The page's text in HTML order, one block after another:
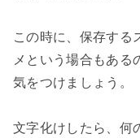
この時に、保存する
メという場合もある
気をつけましょう。
文字化けしたら、何